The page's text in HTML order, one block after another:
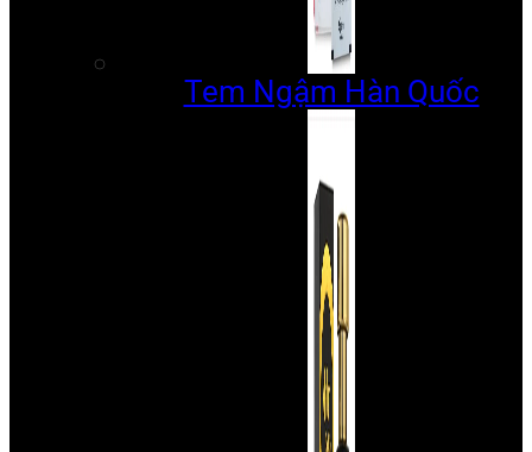
Tem Ngậm Hàn Quốc